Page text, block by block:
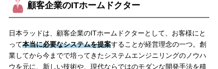
顧客企業のITホームドクター
日本ラッドは、顧客企業のITホームドクターとして、お客様にと
って本当に必要なシステムを提案することが経営理念の一つ。創
業してから今までで培ってきたシステムエンジニリングのノウハ
ウを元に、新しい技術や、現代ならではのモダンな開発手法を積